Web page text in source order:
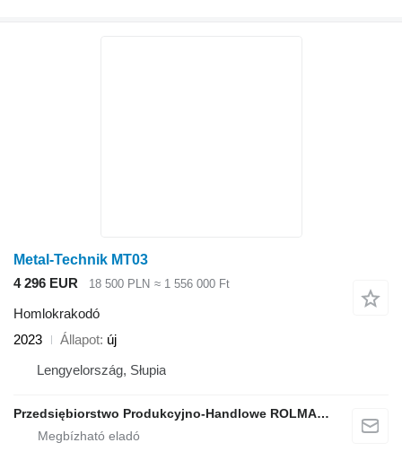
Metal-Technik MT03
4 296 EUR
18 500 PLN ≈ 1 556 000 Ft
Homlokrakodó
2023
Állapot új
Lengyelország, Słupia
Przedsiębiorstwo Produkcyjno-Handlowe ROLMAPOL Marcin Dziekan